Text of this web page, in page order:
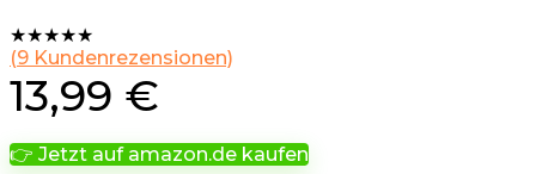
★★★★★
(9 Kundenrezensionen)
13,99 €
👉 Jetzt auf amazon.de kaufen